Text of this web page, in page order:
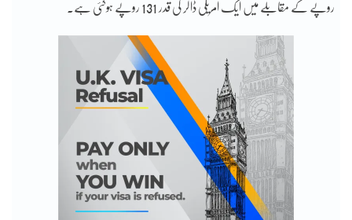
روپے کے مقابلے میں ایک امریکی ڈالر کی قدر 131 روپے ہوگئی ہے۔